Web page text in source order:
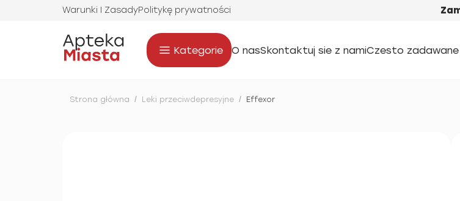
Warunki I ZasadyPolitykę prywatności
Kategorie O nasSkontaktuj sie z namiCzesto
Strona główna / Leki przeciwdepresyjne / Effexor